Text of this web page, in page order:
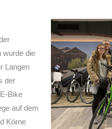
wurde die
Langen
der
Bike
auf dem
Körne